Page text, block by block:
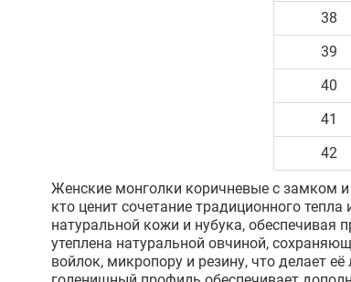
38
39
40
41
42
Женские монголки коричневые с замком
кто ценит сочетание традиционного
натуральной кожи и нубука, обеспечивая
утеплена натуральной овчиной,
войлок, микропору и резину, что делает